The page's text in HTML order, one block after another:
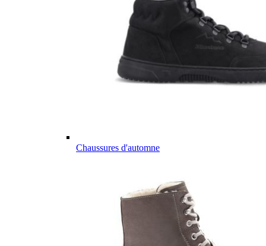
Chaussures d'automne